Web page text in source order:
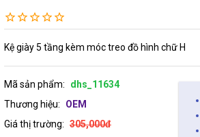
Kệ giày 5 tầng kèm móc treo đồ hình chữ H
Mã sản phẩm:
dhs_11634
Thương hiệu:
OEM
Giá thị trường: 305,000đ